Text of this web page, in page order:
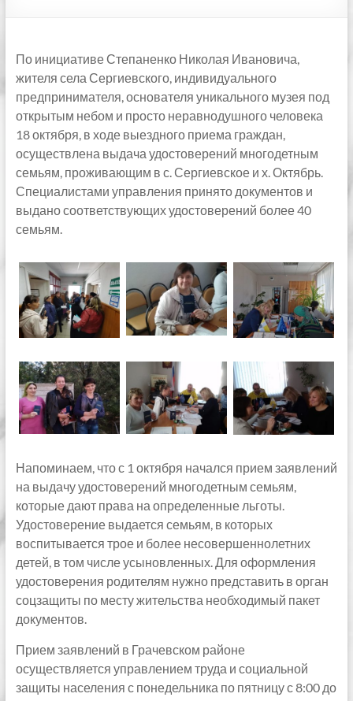
По инициативе Степаненко Николая Ивановича,
жителя села Сергиевского, индивидуального
предпринимателя, основателя уникального музея под
открытым небом и просто неравнодушного человека
18 октября, в ходе выездного приема граждан,
осуществлена выдача удостоверений многодетным
семьям, проживающим в с. Сергиевское и х. Октябрь.
Специалистами управления принято документов и
выдано соответствующих удостоверений более 40
семьям.
Напоминаем, что с 1 октября начался прием заявлений
на выдачу удостоверений многодетным семьям,
которые дают права на определенные льготы.
Удостоверение выдается семьям, в которых
воспитывается трое и более несовершеннолетних
детей, в том числе усыновленных. Для оформления
удостоверения родителям нужно представить в орган
соцзащиты по месту жительства необходимый пакет
документов.
Прием заявлений в Грачевском районе
осуществляется управлением труда и социальной
защиты населения с понедельника по пятницу с 8:00 до